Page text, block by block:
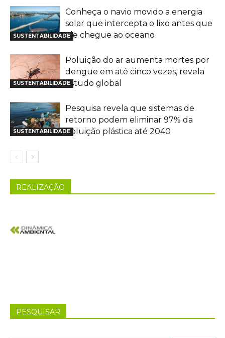
SUSTENTABILIDADE
Conheça o navio movido a energia
solar que intercepta o lixo antes que
ele chegue ao oceano
SUSTENTABILIDADE
Poluição do ar aumenta mortes por
dengue em até cinco vezes, revela
estudo global
SUSTENTABILIDADE
Pesquisa revela que sistemas de
retorno podem eliminar 97% da
poluição plástica até 2040
REALIZAÇÃO
PESQUISAR